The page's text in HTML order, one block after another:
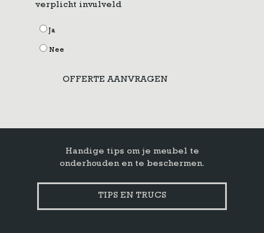
verplicht invulveld
Ja
Nee
OFFERTE AANVRAGEN
Handige tips om je meubel te
onderhouden en te beschermen.
TIPS EN TRUCS